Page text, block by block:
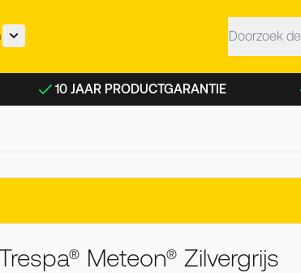
panelen categorie
Toon submenu voor PURA® NFC planken categorie
10 JAAR PRODUCTGARANTIE
Meteon® Zilvergrijs